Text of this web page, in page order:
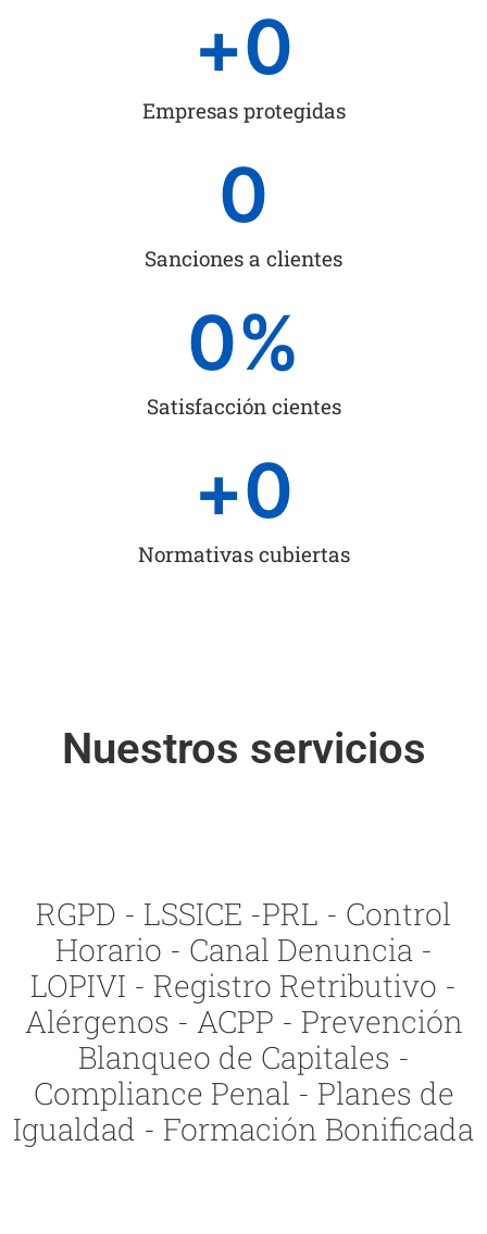
Empresas protegidas
+0
Sanciones a clientes
0
Satisfacción cientes
0%
Normativas cubiertas
+0
Nuestros servicios
RGPD - LSSICE -PRL - Control
Horario - Canal Denuncia -
LOPIVI - Registro Retributivo -
Alérgenos - ACPP - Prevención
Blanqueo de Capitales -
Compliance Penal - Planes de
Igualdad - Formación Bonificada